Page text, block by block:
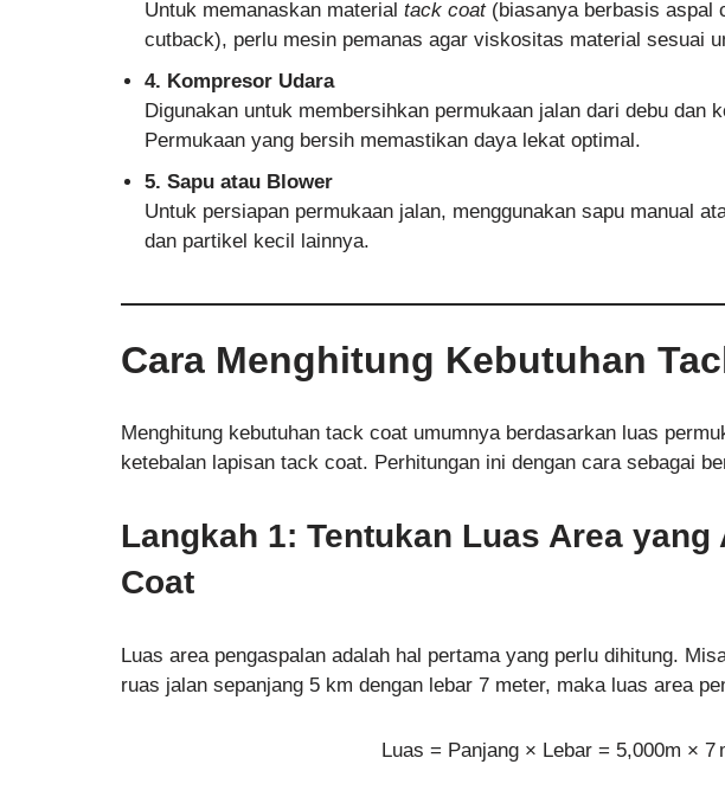
Untuk memanaskan material tack coat(biasanya berbasis aspal
cutback), perlu mesin pemanas agar viskositas material sesuai
4. Kompresor Udara
Digunakan untuk membersihkan permukaan jalan dari debu dan
Permukaan yang bersih memastikan daya lekat optimal.
5. Sapu atau Blower
Untuk persiapan permukaan jalan, menggunakan sapu manual
dan partikel kecil lainnya.
Cara Menghitung Kebutuhan
Menghitung kebutuhan tack coat umumnya berdasarkan luas
ketebalan lapisan tack coat. Perhitungan ini dengan cara sebagai
Langkah 1: Tentukan Luas Area
Coat
Luas area pengaspalan adalah hal pertama yang perlu dihitung.
ruas jalan sepanjang 5 km dengan lebar 7 meter, maka luas area
Luas = Panjang × Lebar = 5,000m × 7